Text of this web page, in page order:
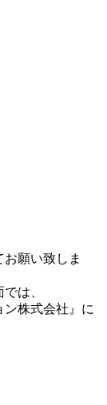
願い致しま
は、
株式会社』 に